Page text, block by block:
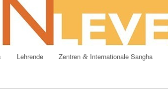
Lehrende Zentren& Internationale Sangha